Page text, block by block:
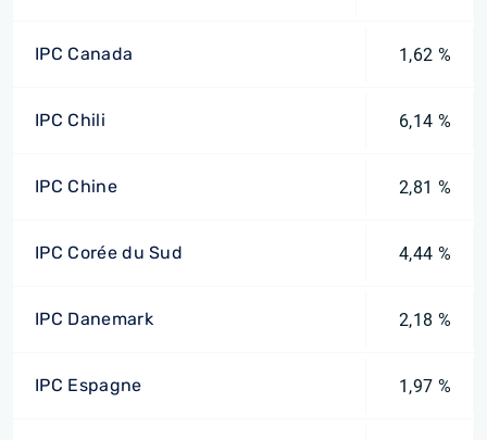
IPC Canada 1,62 %
IPC Chili 6,14 %
IPC Chine 2,81 %
IPC Corée du Sud 4,44 %
IPC Danemark 2,18 %
IPC Espagne 1,97 %